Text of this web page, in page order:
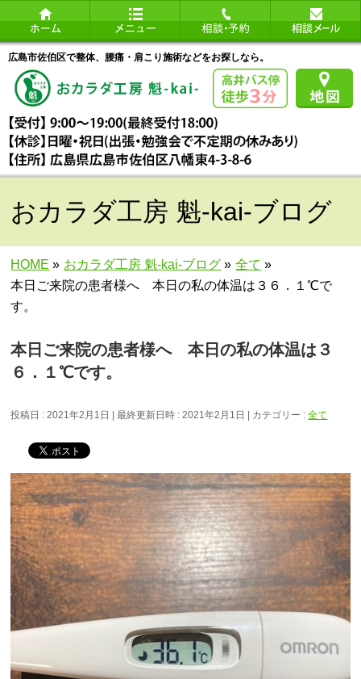
広島市佐伯区で整体、腰痛・肩こり施術などをお探しなら。
おカラダ工房 魁-kai-ブログ
HOME » おカラダ工房 魁-kai-ブログ » 全て »
本日ご来院の患者様へ 本日の私の体温は３６．１℃で
す。
本日ご来院の患者様へ 本日の私の体温は３
６．１℃です。
投稿日 : 2021年2月1日 最終更新日時 : 2021年2月1日 カテゴリー :全て